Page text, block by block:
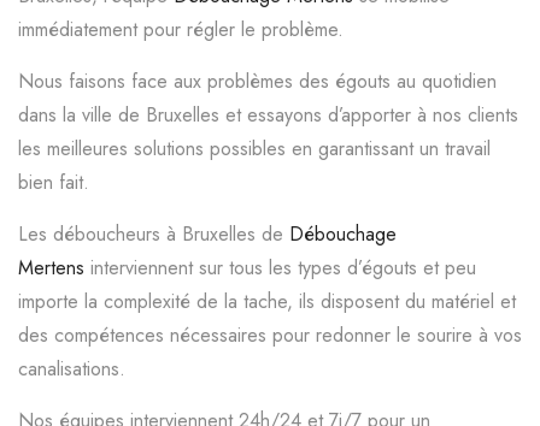
immédiatement pour régler le problème.
Nous faisons face aux problèmes des égouts au quotidien
dans la ville de Bruxelles et essayons d’apporter à nos clients
les meilleures solutions possibles en garantissant un travail
bien fait.
Les déboucheurs à Bruxelles de Débouchage
Mertens interviennent sur tous les types d’égouts et peu
importe la complexité de la tache, ils disposent du matériel et
des compétences nécessaires pour redonner le sourire à vos
canalisations.